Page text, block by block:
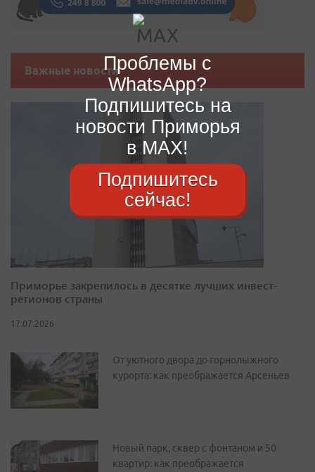
Важные новости
Приморье закрепилось в десятке лучших инвест-
регионов страны
17.07.2026
От уютного двора до горнолыжного
курорта: как преображается Арсеньев
Новый парк, сквер с фонтаном и 50
квартир: как преображается
Проблемы с
WhatsApp?
Подпишитесь на
новости Приморья
в MAX!
Подпишитесь
сейчас!